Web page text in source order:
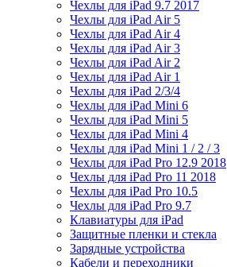
Чехлы для iPad 9.7 2017
Чехлы для iPad Air 5
Чехлы для iPad Air 4
Чехлы для iPad Air 3
Чехлы для iPad Air 2
Чехлы для iPad Air 1
Чехлы для iPad 2/3/4
Чехлы для iPad Mini 6
Чехлы для iPad Mini 5
Чехлы для iPad Mini 4
Чехлы для iPad Mini 1 / 2 / 3
Чехлы для iPad Pro 12.9 2018
Чехлы для iPad Pro 11 2018
Чехлы для iPad Pro 10.5
Чехлы для iPad Pro 9.7
Клавиатуры для iPad
Защитные пленки и стекла
Зарядные устройства
Кабели и переходники